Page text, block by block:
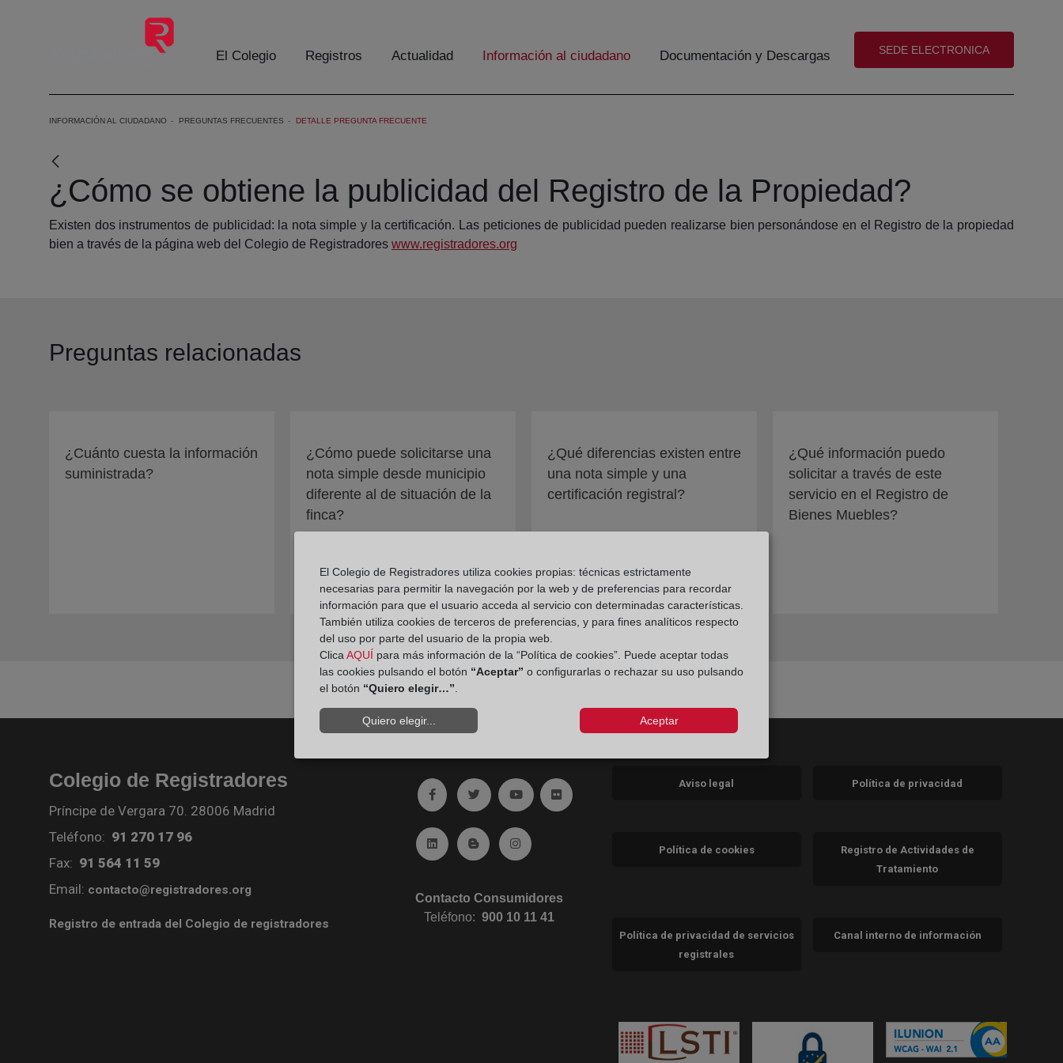
Saltar al contenido principal
El Colegio Registros Actualidad Información al ciudadano Documentación y Descargas (abre en nueva ventana)
SEDE ELECTRONICA
INFORMACIÓN AL CIUDADANO PREGUNTAS FRECUENTES DETALLE PREGUNTA FRECUENTE
¿Cómo se obtiene la publicidad del Registro de la Propiedad?
Existen dos instrumentos de publicidad: la nota simple y la certificación. Las peticiones de publicidad pueden realizarse bien personándose en el Registro de la propiedad
bien a través de la página web del Colegio de Registradores www.registradores.org
Preguntas relacionadas
¿Cuánto cuesta la información
suministrada?
¿Cómo puede solicitarse una
nota simple desde municipio
diferente al de situación de la
finca?
¿Qué diferencias existen entre
una nota simple y una
certificación registral?
¿Qué información puedo
solicitar a través de este
servicio en el Registro de
Bienes Muebles?
Colegio de Registradores
Príncipe de Vergara 70. 28006 Madrid
Teléfono: 91 270 17 96
Fax: 91 564 11 59
Email: contacto@registradores.org
Registro de entrada del Colegio de registradores
Ir a facebook (abre en ventana nueva)
Ir a twitter (abre en ventana nueva)
Ir a YouTube (abre en ventana nueva)
Ir a Flickr (abre en ventana nueva)
Ir a Linkedin (abre en ventana nueva)
Ir al Blog (abre en ventana nueva)
Ir a Instagram (abre en ventana nueva)
Contacto Consumidores
Teléfono:900 10 11 41
Aviso legal Política de privacidad
Política de cookies
Registro de Actividades de
Tratamiento
Política de privacidad de servicios
registrales
Canal interno de información
El Colegio de Registradores utiliza cookies propias: técnicas estrictamente
necesarias para permitir la navegación por la web y de preferencias para recordar
información para que el usuario acceda al servicio con determinadas características.
También utiliza cookies de terceros de preferencias, y para fines analíticos respecto
del uso por parte del usuario de la propia web.
ClicaAQUÍ para más información de la “Política de cookies”. Puede aceptar todas
las cookies pulsando el botón “Aceptar” o configurarlas o rechazar su uso pulsando
el botón “Quiero elegir…”.
Quiero elegir... Aceptar